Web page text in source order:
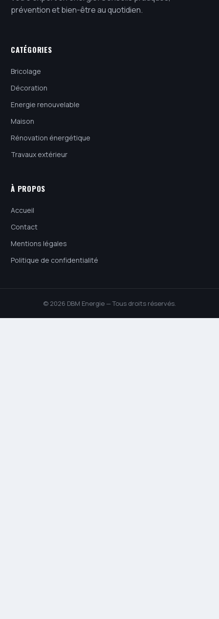
prévention et bien-être au quotidien.
CATÉGORIES
Bricolage
Décoration
Energie renouvelable
Maison
Rénovation énergétique
Travaux extérieur
À PROPOS
Accueil
Contact
Mentions légales
Politique de confidentialité
© 2026 DBM Energie — Tous droits réservés.